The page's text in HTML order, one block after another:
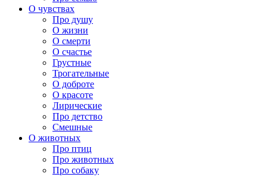
О чувствах
Про душу
О жизни
О смерти
О счастье
Грустные
Трогательные
О доброте
О красоте
Лирические
Про детство
Смешные
О животных
Про птиц
Про животных
Про собаку